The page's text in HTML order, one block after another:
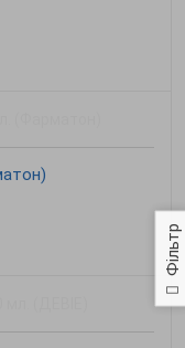
Фільтр